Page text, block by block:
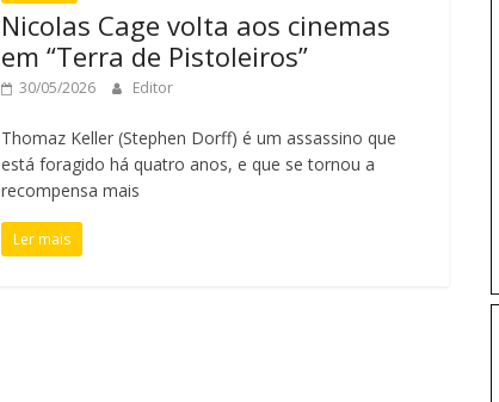
Nicolas Cage volta aos cinemas
em “Terra de Pistoleiros”
30/05/2026 Editor
Thomaz Keller (Stephen Dorff) é um assassino que
está foragido há quatro anos, e que se tornou a
recompensa mais
Ler mais